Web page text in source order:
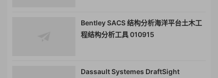
Bentley SACS 结构分析海洋平台土木工
程结构分析工具 010915
Dassault Systemes DraftSight